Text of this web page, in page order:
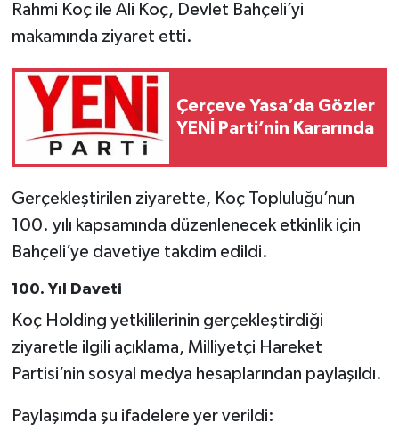
Rahmi Koç ile Ali Koç, Devlet Bahçeli’yi
makamında ziyaret etti.
Çerçeve Yasa’da Gözler
YENİ Parti’nin Kararında
Gerçekleştirilen ziyarette, Koç Topluluğu’nun
100. yılı kapsamında düzenlenecek etkinlik için
Bahçeli’ye davetiye takdim edildi.
100. Yıl Daveti
Koç Holding yetkililerinin gerçekleştirdiği
ziyaretle ilgili açıklama, Milliyetçi Hareket
Partisi’nin sosyal medya hesaplarından paylaşıldı.
Paylaşımda şu ifadelere yer verildi: